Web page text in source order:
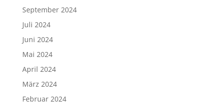
September 2024
Juli 2024
Juni 2024
Mai 2024
April 2024
März 2024
Februar 2024